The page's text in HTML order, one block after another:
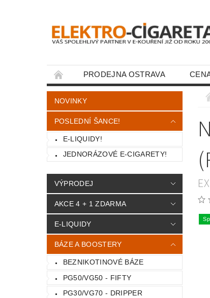
PRODEJNA OSTRAVA
KONTAKTY
NOVINKY
POSLEDNÍ ŠANCE!
E-LIQUIDY!
JEDNORÁZOVÉ E-CIGARETY!
VÝPRODEJ
AKCE 4 + 1 ZDARMA
E-LIQUIDY
BÁZE A BOOSTERY
BEZNIKOTINOVÉ BÁZE
PG50/VG50 - FIFTY
PG30/VG70 - DRIPPER